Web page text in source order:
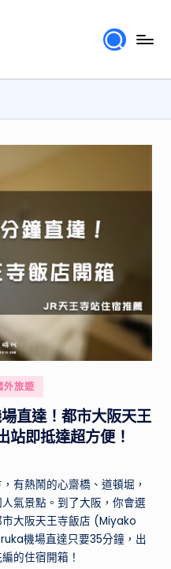
外旅遊
直達！都市大阪天王
即抵達超方便！
有熱鬧的心齋橋、道頓堀，
氣景點。到了大阪，你會選
大阪天王寺飯店 (Miyako
機場直達只要35分鐘，出
的住宿開箱！